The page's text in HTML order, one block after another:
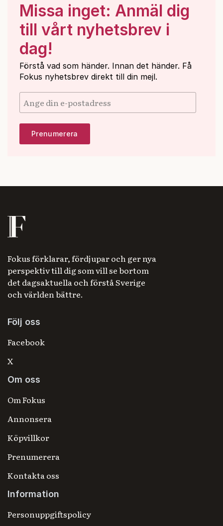
Missa inget: Anmäl dig
till vårt nyhetsbrev i
dag!
Förstå vad som händer. Innan det händer. Få
Fokus nyhetsbrev direkt till din mejl.
Fokus förklarar, fördjupar och ger nya
perspektiv till dig som vill se bortom
det dagsaktuella och förstå Sverige
och världen bättre.
Följ oss
Facebook
X
Om oss
Om Fokus
Annonsera
Köpvillkor
Prenumerera
Kontakta oss
Information
Personuppgiftspolicy